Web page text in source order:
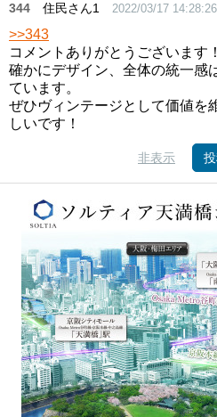
344 住民さん1 2022/03/17 14:28:26
>>343
コメントありがとうございます！
確かにデザイン、全体の統一感
ています。
ぜひヴィンテージとして価値を
しいです！
非表示